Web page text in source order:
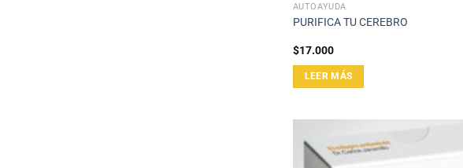
AUTOAYUDA
PURIFICA TU CEREBRO
$17.000
LEER MÁS